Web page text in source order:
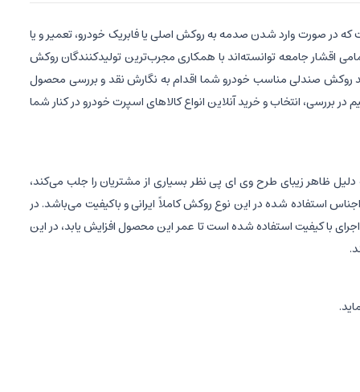
در صورت وارد شدن صدمه به روکش اصلی یا فابریک خودرو، تعمیر و یا
اقشار جامعه توانسته‌اند با همکاری مجرب‌ترین تولیدکنندگان روکش
روکش صندلی مناسب خودرو شما اقدام به نگارش نقد و بررسی محصول
انتخاب و خرید آنلاین انواع کالاهای اسپرت خودرو در کنار شما
آن در شرایط استفاده عادی 4 سال است، این نوع روکش صندلی به دلیل ظاهر زیبای طرح وی ای پی نظر بسیاری از مشتریان را جلب می‌کند،
استفاده شده در این نوع روکش کاملاً ایرانی و باکیفیت می‌باشد. در
با کیفیت استفاده شده است تا عمر این محصول افزایش یابد، در این